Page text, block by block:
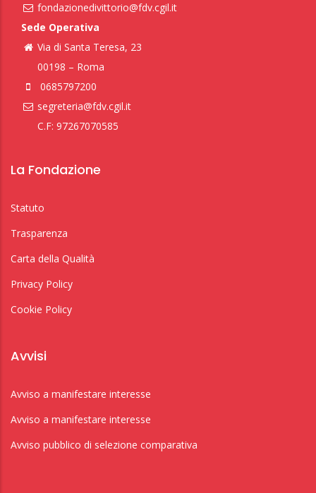
fondazionedivittorio@fdv.cgil.it
Sede Operativa
Via di Santa Teresa, 23
00198 – Roma
0685797200
segreteria@fdv.cgil.it
C.F: 97267070585
La Fondazione
Statuto
Trasparenza
Carta della Qualità
Privacy Policy
Cookie Policy
Avvisi
Avviso a manifestare interesse
Avviso a manifestare interesse
Avviso pubblico di selezione comparativa